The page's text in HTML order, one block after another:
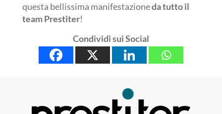
questa bellissima manifestazioneda tutto il
team Prestiter!
Condividi sui Social